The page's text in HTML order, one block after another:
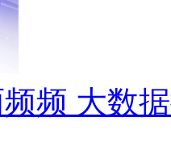
频 大数